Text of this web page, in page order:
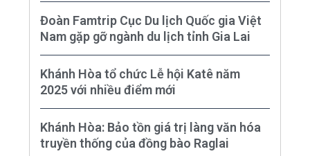
Đoàn Famtrip Cục Du lịch Quốc gia Việt
Nam gặp gỡ ngành du lịch tỉnh Gia Lai
Khánh Hòa tổ chức Lễ hội Katê năm
2025 với nhiều điểm mới
Khánh Hòa: Bảo tồn giá trị làng văn hóa
truyền thống của đồng bào Raglai